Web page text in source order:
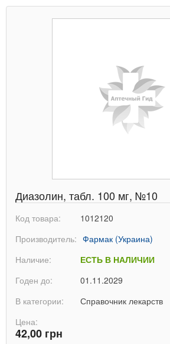
Диазолин, табл. 100 мг, №10
Код товара:
1012120
Производитель: Фармак (Украина)
Наличие:
ЕСТЬ В НАЛИЧИИ
Годен до:
01.11.2029
В категории:
Справочник лекарств
Цена:
42,00 грн